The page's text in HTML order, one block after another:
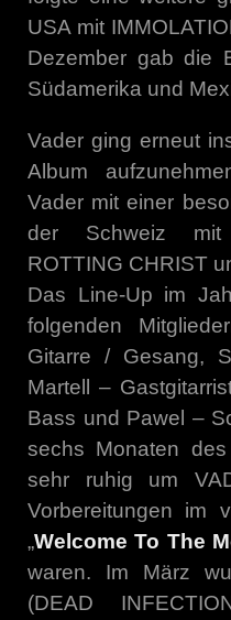
USA mit
Dezember gab die
Südamerika und
Vader ging erneut
Album
Vader mit einer
der Schweiz mit
ROTTING CHRIST
Das Line-Up im
folgenden
Gitarre / Gesang,
Martell –
Bass und Pawel –
sechs Monaten
sehr ruhig um
Vorbereitungen im
„Welcome To The
waren. Im März
(DEAD